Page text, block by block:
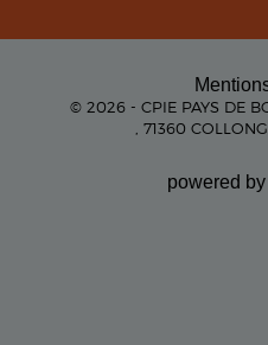
© 2026 - CPIE PAYS DE
, 71360
powered